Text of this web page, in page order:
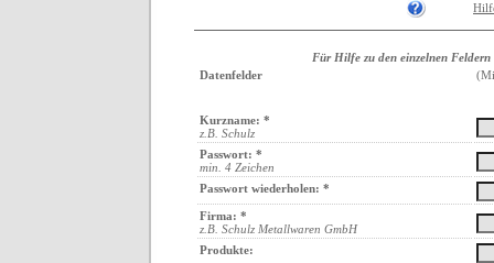
Für Hilfe zu den einzelnen
Datenfelder
Kurzname: *
z.B. Schulz
Passwort: *
min. 4 Zeichen
Passwort wiederholen: *
Firma: *
z.B. Schulz Metallwaren GmbH
Produkte: